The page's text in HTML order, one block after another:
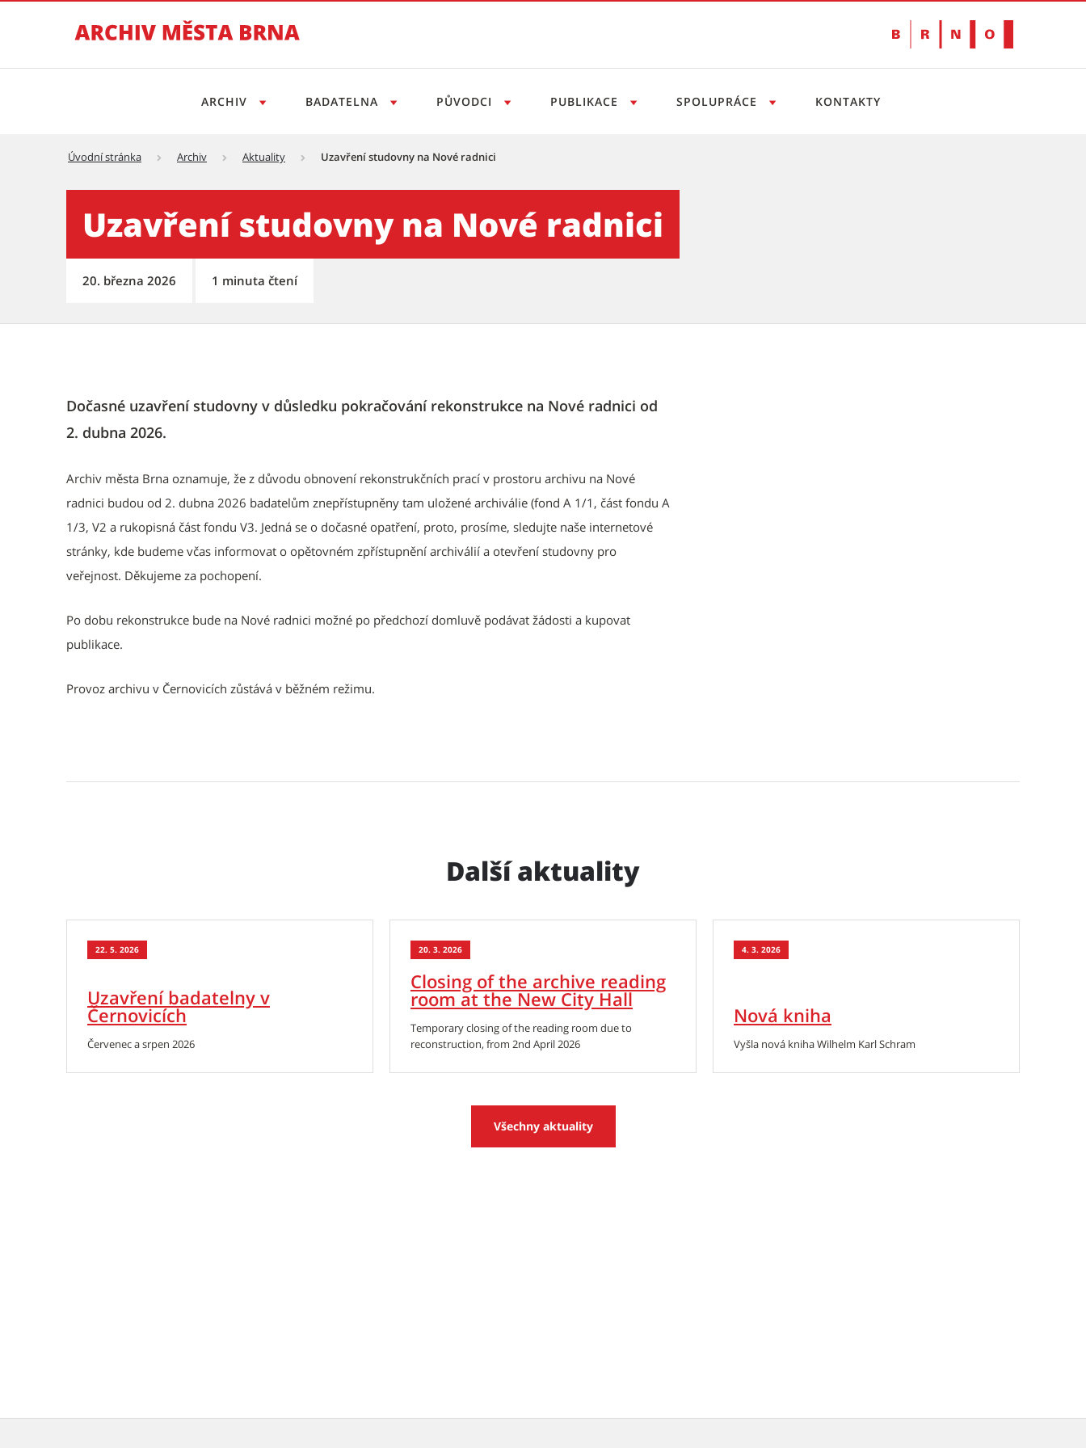
Uzavření studovny na Nové radnici - Archiv města Brno
ARCHIV BADATELNA PŮVODCI PUBLIKACE SPOLUPRÁCE KONTAKTY
Úvodní stránka Archiv Aktuality Uzavření studovny na Nové radnici
Uzavření studovny na Nové radnici
20. března 2026 1 minuta čtení
Dočasné uzavření studovny v důsledku pokračování rekonstrukce na Nové radnici od
2. dubna 2026.
Archiv města Brna oznamuje, že z důvodu obnovení rekonstrukčních prací v prostoru archivu na Nové
radnici budou od 2. dubna 2026 badatelům znepřístupněny tam uložené archiválie (fond A 1/1, část fondu A
1/3, V2 a rukopisná část fondu V3. Jedná se o dočasné opatření, proto, prosíme, sledujte naše internetové
stránky, kde budeme včas informovat o opětovném zpřístupnění archiválií a otevření studovny pro
veřejnost. Děkujeme za pochopení.
Po dobu rekonstrukce bude na Nové radnici možné po předchozí domluvě podávat žádosti a kupovat
publikace.
Provoz archivu v Černovicích zůstává v běžném režimu.
Další aktuality
22. 5. 2026
Uzavření badatelny v
Černovicích
Červenec a srpen 2026
20. 3. 2026
Closing of the archive reading
room at the New City Hall
Temporary closing of the reading room due to
reconstruction, from 2nd April 2026
4. 3. 2026
Nová kniha
Vyšla nová kniha Wilhelm Karl Schram
Všechny aktuality